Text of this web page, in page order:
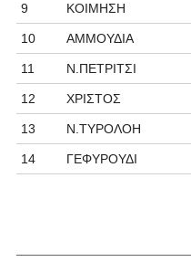
9 ΚΟΙΜΗΣΗ
10 ΑΜΜΟΥΔΙΑ
11 Ν.ΠΕΤΡΙΤΣΙ
12 ΧΡΙΣΤΟΣ
13 Ν.ΤΥΡΟΛΟΗ
14 ΓΕΦΥΡΟΥΔΙ